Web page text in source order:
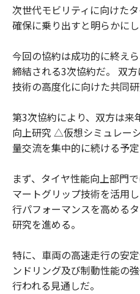
次世代モビリティに向けた
確保に乗り出すと明らかにし
今回の協約は成功的に終え
締結される3次協約だ。 双
技術の高度化に向けた共同
第3次協約により、双方は
向上研究 △仮想シミュレー
量交流を集中的に続ける予定
まず、タイヤ性能向上部門
マートグリップ技術を活用
行パフォーマンスを高める
研究を進める。
特に、車両の高速走行の安
ンドリング及び制動性能の
行われる見通しだ。